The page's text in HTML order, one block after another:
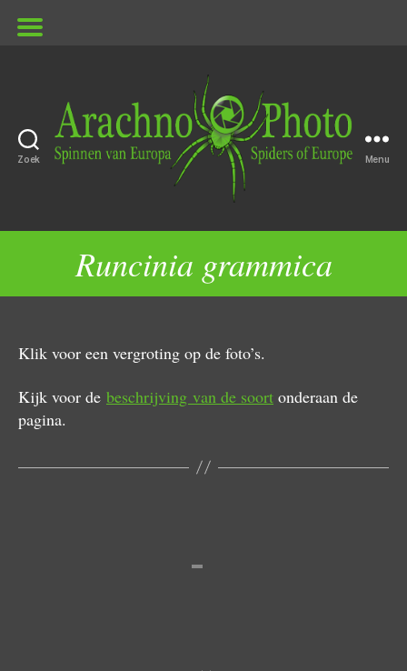
Zoek Menu
Runcinia grammica
Klik voor een vergroting op de foto’s.
Kijk voor de beschrijving van de soort onderaan de
pagina.